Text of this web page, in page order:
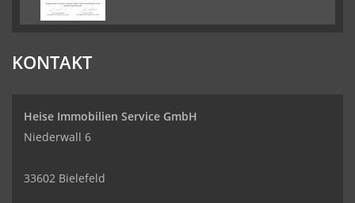
KONTAKT
Heise Immobilien Service GmbH
Niederwall 6
33602 Bielefeld